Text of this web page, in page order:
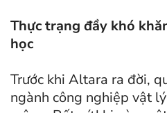
Thực trạng đầy khó
học
Trước khi Altara ra đời,
ngành công nghiệp vật